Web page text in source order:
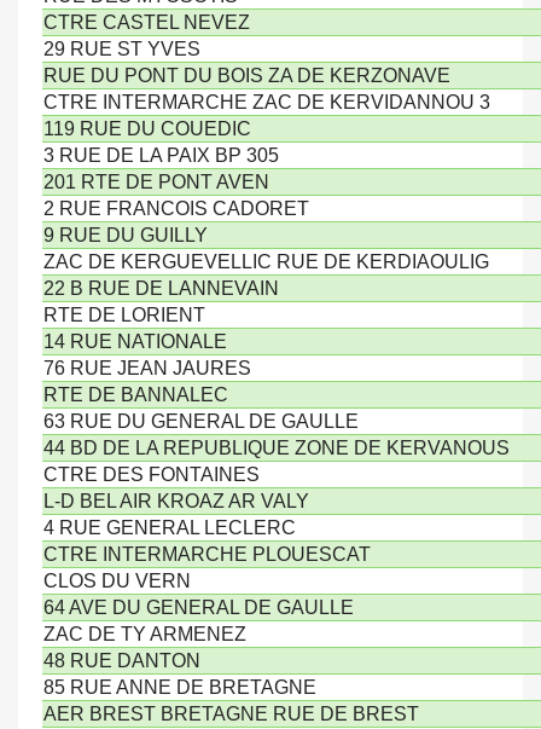
CTRE CASTEL NEVEZ
29 RUE ST YVES
RUE DU PONT DU BOIS ZA DE KERZONAVE
CTRE INTERMARCHE ZAC DE KERVIDANNOU 3
119 RUE DU COUEDIC
3 RUE DE LA PAIX BP 305
201 RTE DE PONT AVEN
2 RUE FRANCOIS CADORET
9 RUE DU GUILLY
ZAC DE KERGUEVELLIC RUE DE KERDIAOULIG
22 B RUE DE LANNEVAIN
RTE DE LORIENT
14 RUE NATIONALE
76 RUE JEAN JAURES
RTE DE BANNALEC
63 RUE DU GENERAL DE GAULLE
44 BD DE LA REPUBLIQUE ZONE DE KERVANOUS
CTRE DES FONTAINES
L-D BEL AIR KROAZ AR VALY
4 RUE GENERAL LECLERC
CTRE INTERMARCHE PLOUESCAT
CLOS DU VERN
64 AVE DU GENERAL DE GAULLE
ZAC DE TY ARMENEZ
48 RUE DANTON
85 RUE ANNE DE BRETAGNE
AER BREST BRETAGNE RUE DE BREST